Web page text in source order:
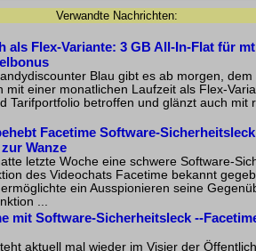
Verwandte Nachrichten:
als Flex-Variante: 3 GB All-In-Flat für
Blau gibt es ab morgen,
mit einer monatlichen Laufzeit als Flex-
Tarifportfolio betroffen und glänzt auch mit
Facetime Software-
Wanze
letzte Woche eine schwere Software-
des Videochats Facetime bekannt
ein Ausspionieren seine
...
mit Software-Sicherheitsleck --
aktuell mal wieder im Visier der